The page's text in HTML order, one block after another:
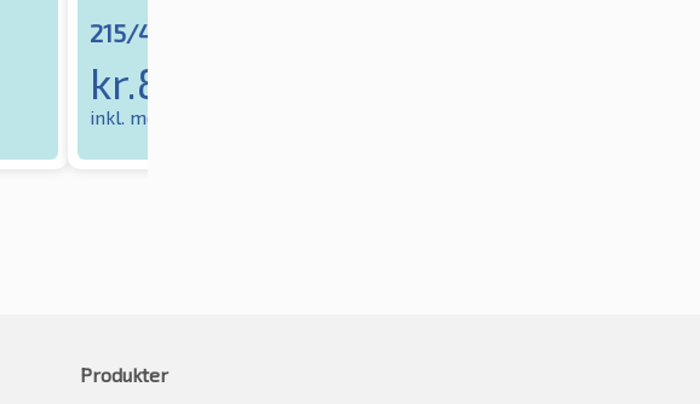
215/45R16 86H
kr.844.76
inkl. moms
Produkter